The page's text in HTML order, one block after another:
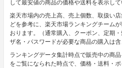
して最安値の商品の価格や送料を表示して
楽天市場内の売上高、売上個数、取扱い
どを参考に、楽天市場ランキングチーム
おります。（通常購入、クーポン、定期
ザ名・パスワードが必要な商品の購入は含
ランキングデータ集計時点で販売中の商
をご覧になられた時点で、価格・送料・